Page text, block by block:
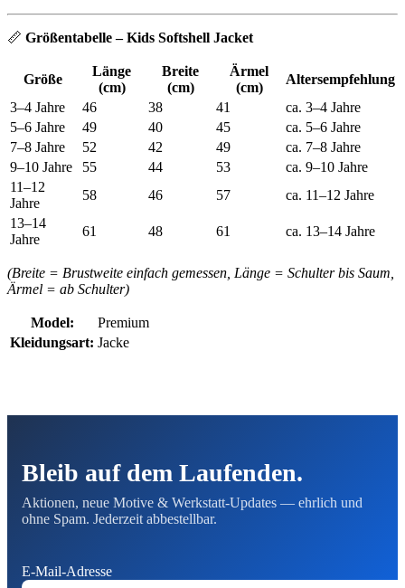
📏 Größentabelle – Kids Softshell Jacket
Größe
Länge
(cm)
Breite
(cm)
Ärmel
(cm)
Altersempfehlung
3–4 Jahre
46 38 41
ca. 3–4 Jahre
5–6 Jahre
49 40 45
ca. 5–6 Jahre
7–8 Jahre
52 42 49
ca. 7–8 Jahre
9–10 Jahre
55 44 53
ca. 9–10 Jahre
11–12
Jahre
58 46 57
ca. 11–12 Jahre
13–14
Jahre
61 48 61 ca. 13–14 Jahre
(Breite = Brustweite einfach gemessen, Länge = Schulter bis Saum,
Ärmel = ab Schulter)
Model:
Premium
Kleidungsart: Jacke
Bleib auf dem Laufenden.
Aktionen, neue Motive & Werkstatt-Updates — ehrlich und
ohne Spam. Jederzeit abbestellbar.
E-Mail-Adresse